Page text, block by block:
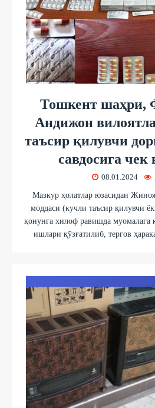
Тошкент шаҳри,
Андижон
таъсир қилувчи
савдосига чек
08.01.2024
Мазкур ҳолатлар юзасидан
моддаси (кучли таъсир қилувчи
қонунга хилоф равишда
ишлари қўзғатилиб, тергов